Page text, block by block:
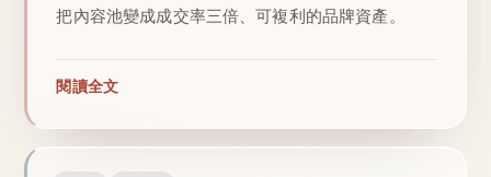
把內容池變成成交率三倍、可複利的品牌資產。
閱讀全文